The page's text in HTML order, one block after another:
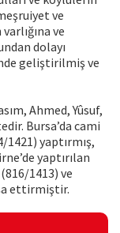
ve
ve
dolayı
geliştirilmiş ve
Ahmed, Yûsuf,
Bursa’da cami
yaptırmış,
yaptırılan
1413) ve
ettirmiştir.